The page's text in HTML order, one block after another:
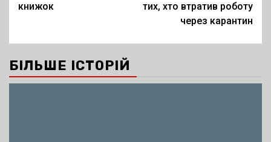
книжок
тих, хто втратив роботу
через карантин
БІЛЬШЕ ІСТОРІЙ